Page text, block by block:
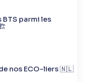
BTS parmi les
nos ECO-liers 🇳🇱